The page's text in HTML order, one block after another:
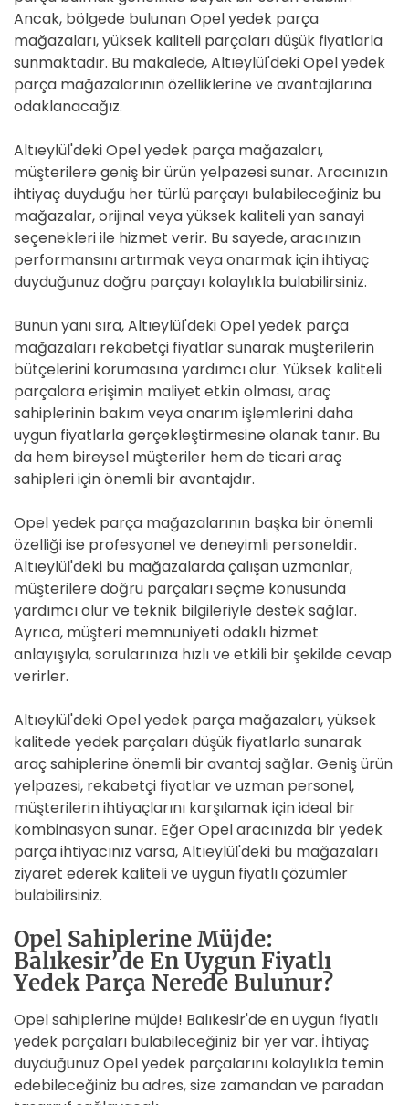
Ancak, bölgede bulunan Opel yedek parça
mağazaları, yüksek kaliteli parçaları düşük fiyatlarla
sunmaktadır. Bu makalede, Altıeylül'deki Opel yedek
parça mağazalarının özelliklerine ve avantajlarına
odaklanacağız.
Altıeylül'deki Opel yedek parça mağazaları,
müşterilere geniş bir ürün yelpazesi sunar. Aracınızın
ihtiyaç duyduğu her türlü parçayı bulabileceğiniz bu
mağazalar, orijinal veya yüksek kaliteli yan sanayi
seçenekleri ile hizmet verir. Bu sayede, aracınızın
performansını artırmak veya onarmak için ihtiyaç
duyduğunuz doğru parçayı kolaylıkla bulabilirsiniz.
Bunun yanı sıra, Altıeylül'deki Opel yedek parça
mağazaları rekabetçi fiyatlar sunarak müşterilerin
bütçelerini korumasına yardımcı olur. Yüksek kaliteli
parçalara erişimin maliyet etkin olması, araç
sahiplerinin bakım veya onarım işlemlerini daha
uygun fiyatlarla gerçekleştirmesine olanak tanır. Bu
da hem bireysel müşteriler hem de ticari araç
sahipleri için önemli bir avantajdır.
Opel yedek parça mağazalarının başka bir önemli
özelliği ise profesyonel ve deneyimli personeldir.
Altıeylül'deki bu mağazalarda çalışan uzmanlar,
müşterilere doğru parçaları seçme konusunda
yardımcı olur ve teknik bilgileriyle destek sağlar.
Ayrıca, müşteri memnuniyeti odaklı hizmet
anlayışıyla, sorularınıza hızlı ve etkili bir şekilde cevap
verirler.
Altıeylül'deki Opel yedek parça mağazaları, yüksek
kalitede yedek parçaları düşük fiyatlarla sunarak
araç sahiplerine önemli bir avantaj sağlar. Geniş ürün
yelpazesi, rekabetçi fiyatlar ve uzman personel,
müşterilerin ihtiyaçlarını karşılamak için ideal bir
kombinasyon sunar. Eğer Opel aracınızda bir yedek
parça ihtiyacınız varsa, Altıeylül'deki bu mağazaları
ziyaret ederek kaliteli ve uygun fiyatlı çözümler
bulabilirsiniz.
Opel Sahiplerine Müjde:
Balıkesir’de En Uygun Fiyatlı
Yedek Parça Nerede Bulunur?
Opel sahiplerine müjde! Balıkesir'de en uygun fiyatlı
yedek parçaları bulabileceğiniz bir yer var. İhtiyaç
duyduğunuz Opel yedek parçalarını kolaylıkla temin
edebileceğiniz bu adres, size zamandan ve paradan